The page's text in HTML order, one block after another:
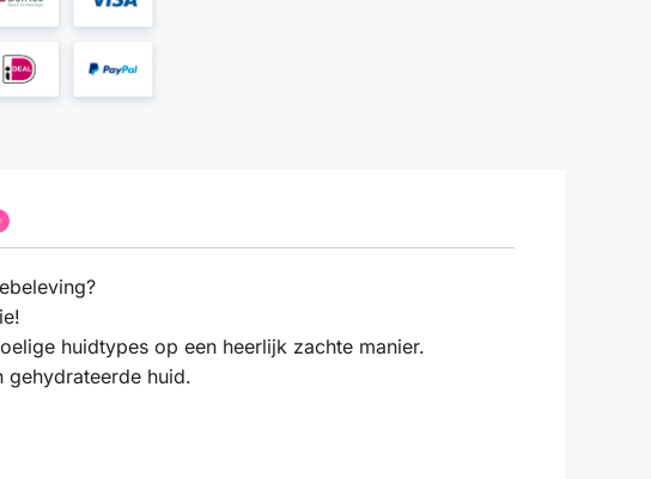
huidtypes op een heerlijk zachte manier.
gehydrateerde huid.